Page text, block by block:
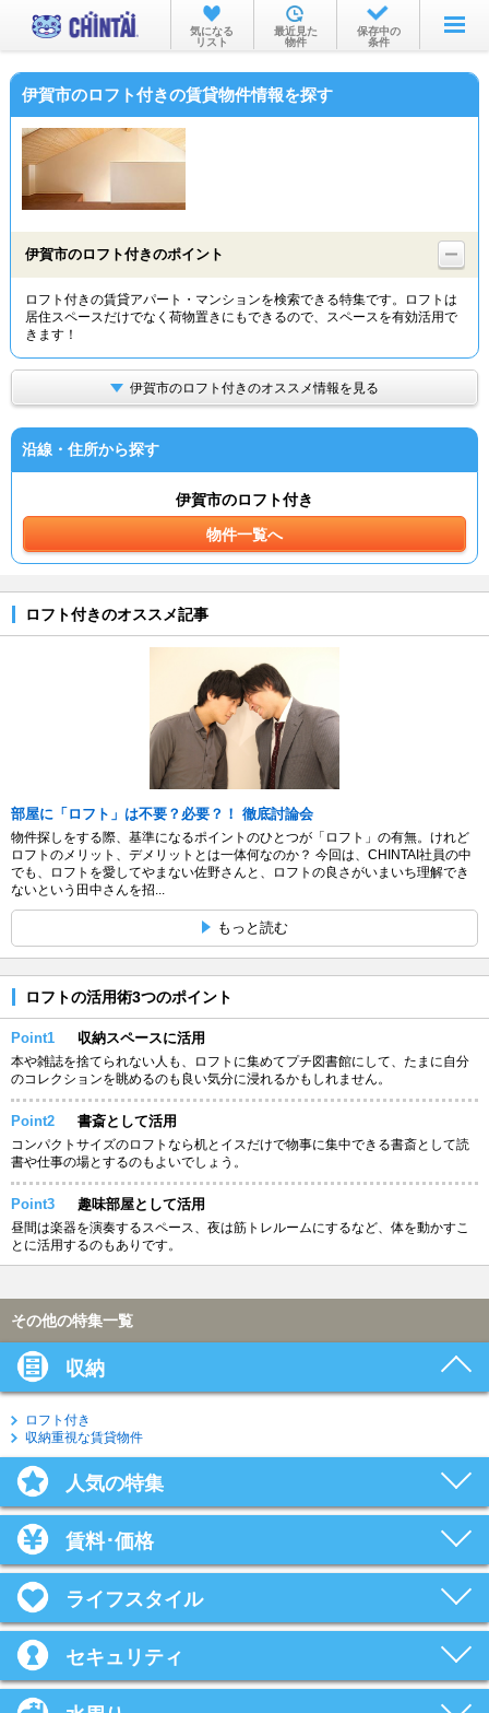
お部屋を探す
沿線・駅から
物件特集から
TOP
気になる
リスト
最近見た
物件
保存中の
条件
伊賀市のロフト付きの賃貸物件情報を探す
伊賀市のロフト付きのポイント
ロフト付きの賃貸アパート・マンションを検索できる特集です。ロフトは
居住スペースだけでなく荷物置きにもできるので、スペースを有効活用で
きます！
伊賀市のロフト付きのオススメ情報を見る
沿線・住所から探す
伊賀市のロフト付き
物件一覧へ
ロフト付きのオススメ記事
部屋に「ロフト」は不要？必要？！ 徹底討論会
物件探しをする際、基準になるポイントのひとつが「ロフト」の有無。けれど
ロフトのメリット、デメリットとは一体何なのか？ 今回は、CHINTAI社員の中
でも、ロフトを愛してやまない佐野さんと、ロフトの良さがいまいち理解でき
ないという田中さんを招...
もっと読む
ロフトの活用術3つのポイント
Point1 収納スペースに活用
本や雑誌を捨てられない人も、ロフトに集めてプチ図書館にして、たまに自分
のコレクションを眺めるのも良い気分に浸れるかもしれません。
Point2 書斎として活用
コンパクトサイズのロフトなら机とイスだけで物事に集中できる書斎として読
書や仕事の場とするのもよいでしょう。
Point3 趣味部屋として活用
昼間は楽器を演奏するスペース、夜は筋トレルームにするなど、体を動かすこ
とに活用するのもありです。
その他の特集一覧
収納
ロフト付き
収納重視な賃貸物件
人気の特集
賃料･価格
ライフスタイル
セキュリティ